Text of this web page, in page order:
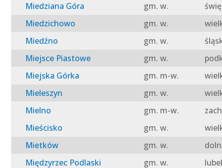
Miedziana Góra
gm. w.
Miedzichowo
gm. w.
Miedźno
gm. w.
Miejsce Piastowe
gm. w.
Miejska Górka
gm. m-w.
Mieleszyn
gm. w.
Mielno
gm. m-w.
Mieścisko
gm. w.
Mietków
gm. w.
Międzyrzec Podlaski
gm. w.